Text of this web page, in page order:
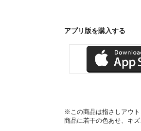
アプリ版を購入する
※この商品は指さしアウト
商品に若干の色あせ、キ